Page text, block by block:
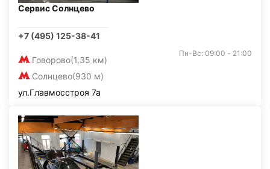
Сервис Солнцево
+7 (495) 125-38-41
Говорово(1,35 км)
Солнцево(930 м)
Пн-Вс: 09:00 - 21:00
ул.Главмосстроя 7а